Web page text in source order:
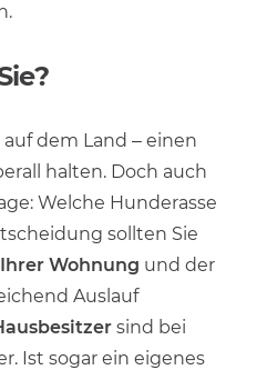
dem Land – einen
halten. Doch auch
Welche Hunderasse
sollten Sie
Wohnung und der
Auslauf
sind bei
Ist sogar ein eigenes